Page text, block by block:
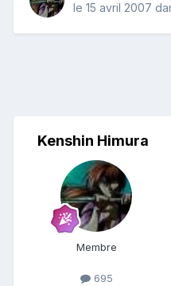
le 15 avril 2007
Kenshin Himura
Membre
695